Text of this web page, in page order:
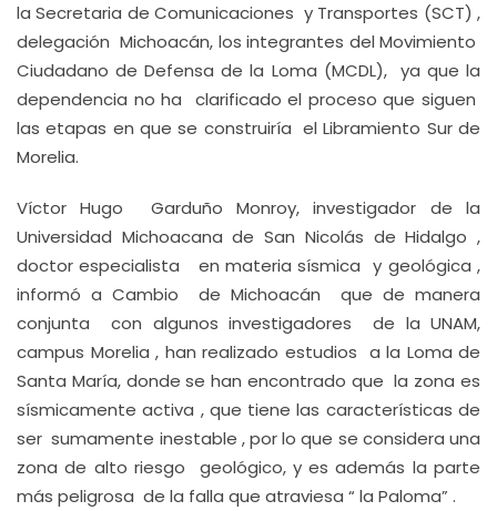
la Secretaria de Comunicaciones y Transportes (SCT) ,
delegación Michoacán, los integrantes del Movimiento
Ciudadano de Defensa de la Loma (MCDL), ya que la
dependencia no ha clarificado el proceso que siguen
las etapas en que se construiría el Libramiento Sur de
Morelia.
Víctor Hugo Garduño Monroy, investigador de la
Universidad Michoacana de San Nicolás de Hidalgo ,
doctor especialista en materia sísmica y geológica ,
informó a Cambio de Michoacán que de manera
conjunta con algunos investigadores de la UNAM,
campus Morelia , han realizado estudios a la Loma de
Santa María, donde se han encontrado que la zona es
sísmicamente activa , que tiene las características de
ser sumamente inestable , por lo que se considera una
zona de alto riesgo geológico, y es además la parte
más peligrosa de la falla que atraviesa “ la Paloma” .